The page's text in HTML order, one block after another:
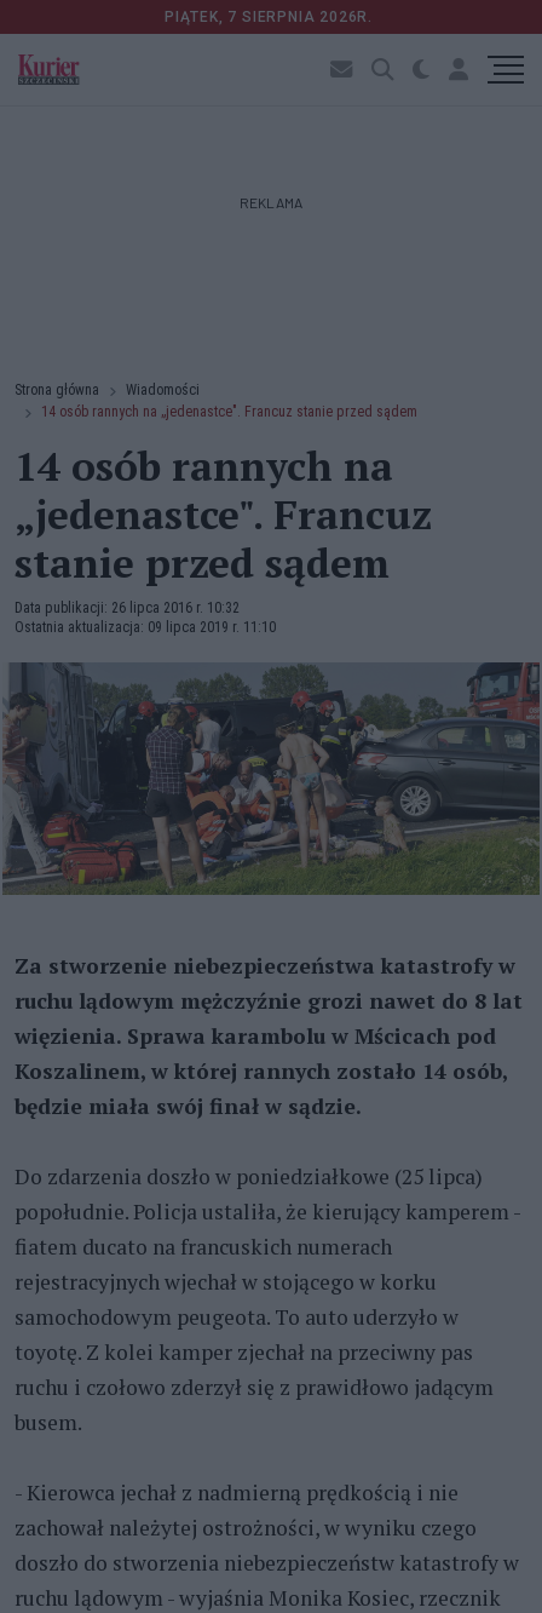
PIĄTEK, 7 SIERPNIA 2026R.
REKLAMA
Strona główna
Wiadomości
14 osób rannych na „jedenastce". Francuz stanie przed sądem
14 osób rannych na
„jedenastce". Francuz
stanie przed sądem
Data publikacji: 26 lipca 2016 r. 10:32
Ostatnia aktualizacja: 09 lipca 2019 r. 11:10
Za stworzenie niebezpieczeństwa katastrofy w
ruchu lądowym mężczyźnie grozi nawet do 8 lat
więzienia. Sprawa karambolu w Mścicach pod
Koszalinem, w której rannych zostało 14 osób,
będzie miała swój finał w sądzie.
Do zdarzenia doszło w poniedziałkowe (25 lipca)
popołudnie. Policja ustaliła, że kierujący kamperem -
fiatem ducato na francuskich numerach
rejestracyjnych wjechał w stojącego w korku
samochodowym peugeota. To auto uderzyło w
toyotę. Z kolei kamper zjechał na przeciwny pas
ruchu i czołowo zderzył się z prawidłowo jadącym
busem.
- Kierowca jechał z nadmierną prędkością i nie
zachował należytej ostrożności, w wyniku czego
doszło do stworzenia niebezpieczeństw katastrofy w
ruchu lądowym - wyjaśnia Monika Kosiec, rzecznik